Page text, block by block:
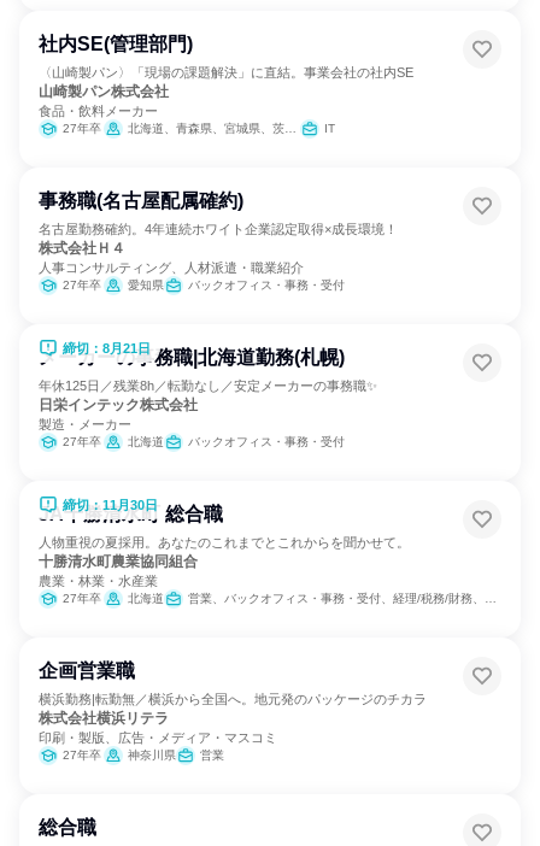
社内SE(管理部門)
〈山崎製パン〉「現場の課題解決」に直結。事業会社の社内SE
山崎製パン株式会社
食品・飲料メーカー
27年卒 北海道、青森県、宮城県、茨城県、群馬県、埼玉県、千葉県、東京都、神奈川県、新潟県、愛知県、京都府、大阪府、兵庫県、岡山県、広島県、福岡県、熊本県 IT
事務職(名古屋配属確約)
名古屋勤務確約。4年連続ホワイト企業認定取得×成長環境！
株式会社Ｈ４
人事コンサルティング、人材派遣・職業紹介
27年卒 愛知県 バックオフィス・事務・受付
締切：8月21日
メーカーの事務職|北海道勤務(札幌)
年休125日／残業8h／転勤なし／安定メーカーの事務職✨
日栄インテック株式会社
製造・メーカー
27年卒 北海道 バックオフィス・事務・受付
締切：11月30日
JA十勝清水町 総合職
人物重視の夏採用。あなたのこれまでとこれからを聞かせて。
十勝清水町農業協同組合
農業・林業・水産業
27年卒 北海道 営業、バックオフィス・事務・受付、経理/税務/財務、組織運営管理・公務員・事務系職種、農林水産鉱業職種
企画営業職
横浜勤務|転勤無／横浜から全国へ。地元発のパッケージのチカラ
株式会社横浜リテラ
印刷・製版、広告・メディア・マスコミ
27年卒 神奈川県 営業
総合職